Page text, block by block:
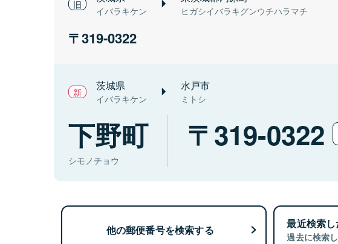
イバラキケン ヒガシイバラキグンウチハラマチ
319-0322
茨城県
イバラキケン
水戸市
ミトシ
下野町
シモノチョウ
319-0322
他の郵便番号を検索する 最近検索
過去に検索